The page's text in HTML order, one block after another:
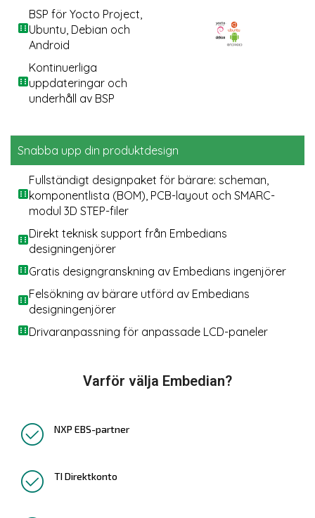
BSP för Yocto Project,
Ubuntu, Debian och
Android
Kontinuerliga
uppdateringar och
underhåll av BSP
Snabba upp din produktdesign
Fullständigt designpaket för bärare: scheman,
komponentlista (BOM), PCB-layout och SMARC-
modul 3D STEP-filer
Direkt teknisk support från Embedians
designingenjörer
Gratis designgranskning av Embedians ingenjörer
Felsökning av bärare utförd av Embedians
designingenjörer
Drivaranpassning för anpassade LCD-paneler
Varför välja Embedian?
NXP EBS-partner
TI Direktkonto